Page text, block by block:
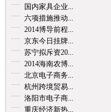
国内家具企业...
六项措施推动...
2014博导前程...
京东今日挂牌...
苏宁拟斥资20...
2014海南农博...
北京电子商务...
杭州跨境贸易...
洛阳市电子商...
重庆经济新热...